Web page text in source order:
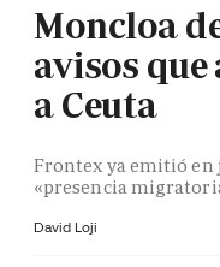
Moncloa
avisos
a Ceuta
Frontex ya emitió
«presencia
David Loji